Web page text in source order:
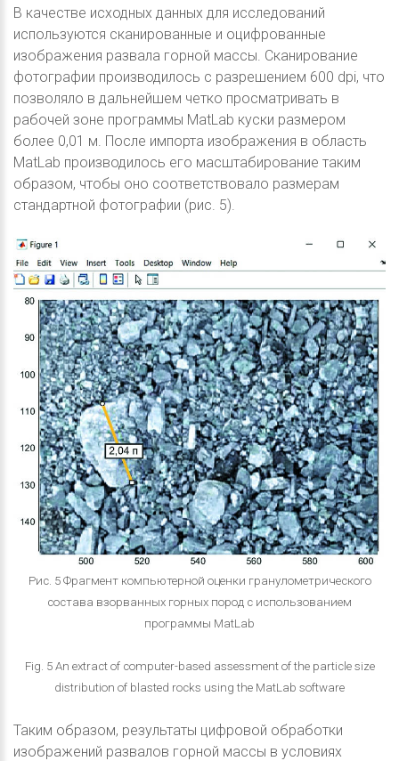
В качестве исходных данных для исследований
используются сканированные и оцифрованные
изображения развала горной массы. Сканирование
фотографии производилось с разрешением 600 dpi, что
позволяло в дальнейшем четко просматривать в
рабочей зоне программы MatLab куски размером
более 0,01 м. После импорта изображения в область
MatLab производилось его масштабирование таким
образом, чтобы оно соответствовало размерам
стандартной фотографии (рис. 5).
Рис. 5 Фрагмент компьютерной оценки гранулометрического
состава взорванных горных пород с использованием
программы MatLab
Fig. 5 An extract of computer-based assessment of the particle size
distribution of blasted rocks using the MatLab software
Таким образом, результаты цифровой обработки
изображений развалов горной массы в условиях